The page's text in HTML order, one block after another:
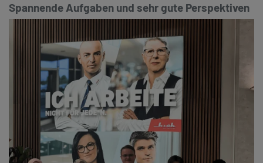
Spannende Aufgaben und sehr gute Perspektiven